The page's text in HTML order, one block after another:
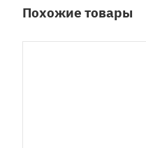
Похожие товары